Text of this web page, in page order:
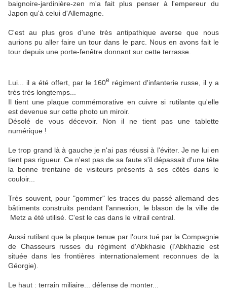
baignoire-jardinière-zen m'a fait plus penser à l'empereur du
Japon qu'à celui d'Allemagne.
C'est au plus gros d'une très antipathique averse que nous
aurions pu aller faire un tour dans le parc. Nous en avons fait le
tour depuis une porte-fenêtre donnant sur cette terrasse.
Lui... il a été offert, par le 160e régiment d'infanterie russe, il y a
très très longtemps...
Il tient une plaque commémorative en cuivre si rutilante qu'elle
est devenue sur cette photo un miroir.
Désolé de vous décevoir. Non il ne tient pas une tablette
numérique !
Le trop grand là à gauche je n'ai pas réussi à l'éviter. Je ne lui en
tient pas rigueur. Ce n'est pas de sa faute s'il dépassait d'une tête
la bonne trentaine de visiteurs présents à ses côtés dans le
couloir...
Très souvent, pour "gommer" les traces du passé allemand des
bâtiments construits pendant l'annexion, le blason de la ville de
Metz a été utilisé. C'est le cas dans le vitrail central.
Aussi rutilant que la plaque tenue par l'ours tué par la Compagnie
de Chasseurs russes du régiment d'Abkhasie (l’Abkhazie est
située dans les frontières internationalement reconnues de la
Géorgie).
Le haut : terrain miliaire... défense de monter...